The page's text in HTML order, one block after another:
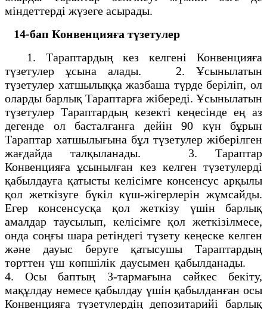
мiндеттердi жүзеге асырады.
14-бап Конвенцияға түзетулер
1. Тараптардың кез келгенi Конвенцияға
түзетулер ұсына алады. 2. Ұсынылатын
түзетулер хатшылыққа жазбаша түрде берiліп, ол
оларды барлық Тараптарға жiбередi. Ұсынылатын
түзетулер Тараптардың кезектi кеңесiнде ең аз
дегенде ол басталғанға дейiн 90 күн бұрын
Тараптар хатшылығына бұл түзетулер жiберiлген
жағдайда талқыланады. 3. Тараптар
Конвенцияға ұсынылған кез келген түзетулердi
қабылдауға қатысты келiсiмге консенсус арқылы
қол жеткiзуге бүкiл күш-жiгерлерiн жұмсайды.
Егер консенсусқа қол жеткiзу үшiн барлық
амалдар таусылып, келiсiмге қол жеткiзiлмесе,
онда соңғы шара ретiндегi түзету кеңеске келген
және дауыс беруге қатысушы Тараптардың
төрттен үш көпшiлiк даусымен қабылданады.
4. Осы баптың 3-тармағына сәйкес бекiту,
мақұлдау немесе қабылдау үшiн қабылданған осы
Конвенцияға түзетулердің депозитарийi барлық